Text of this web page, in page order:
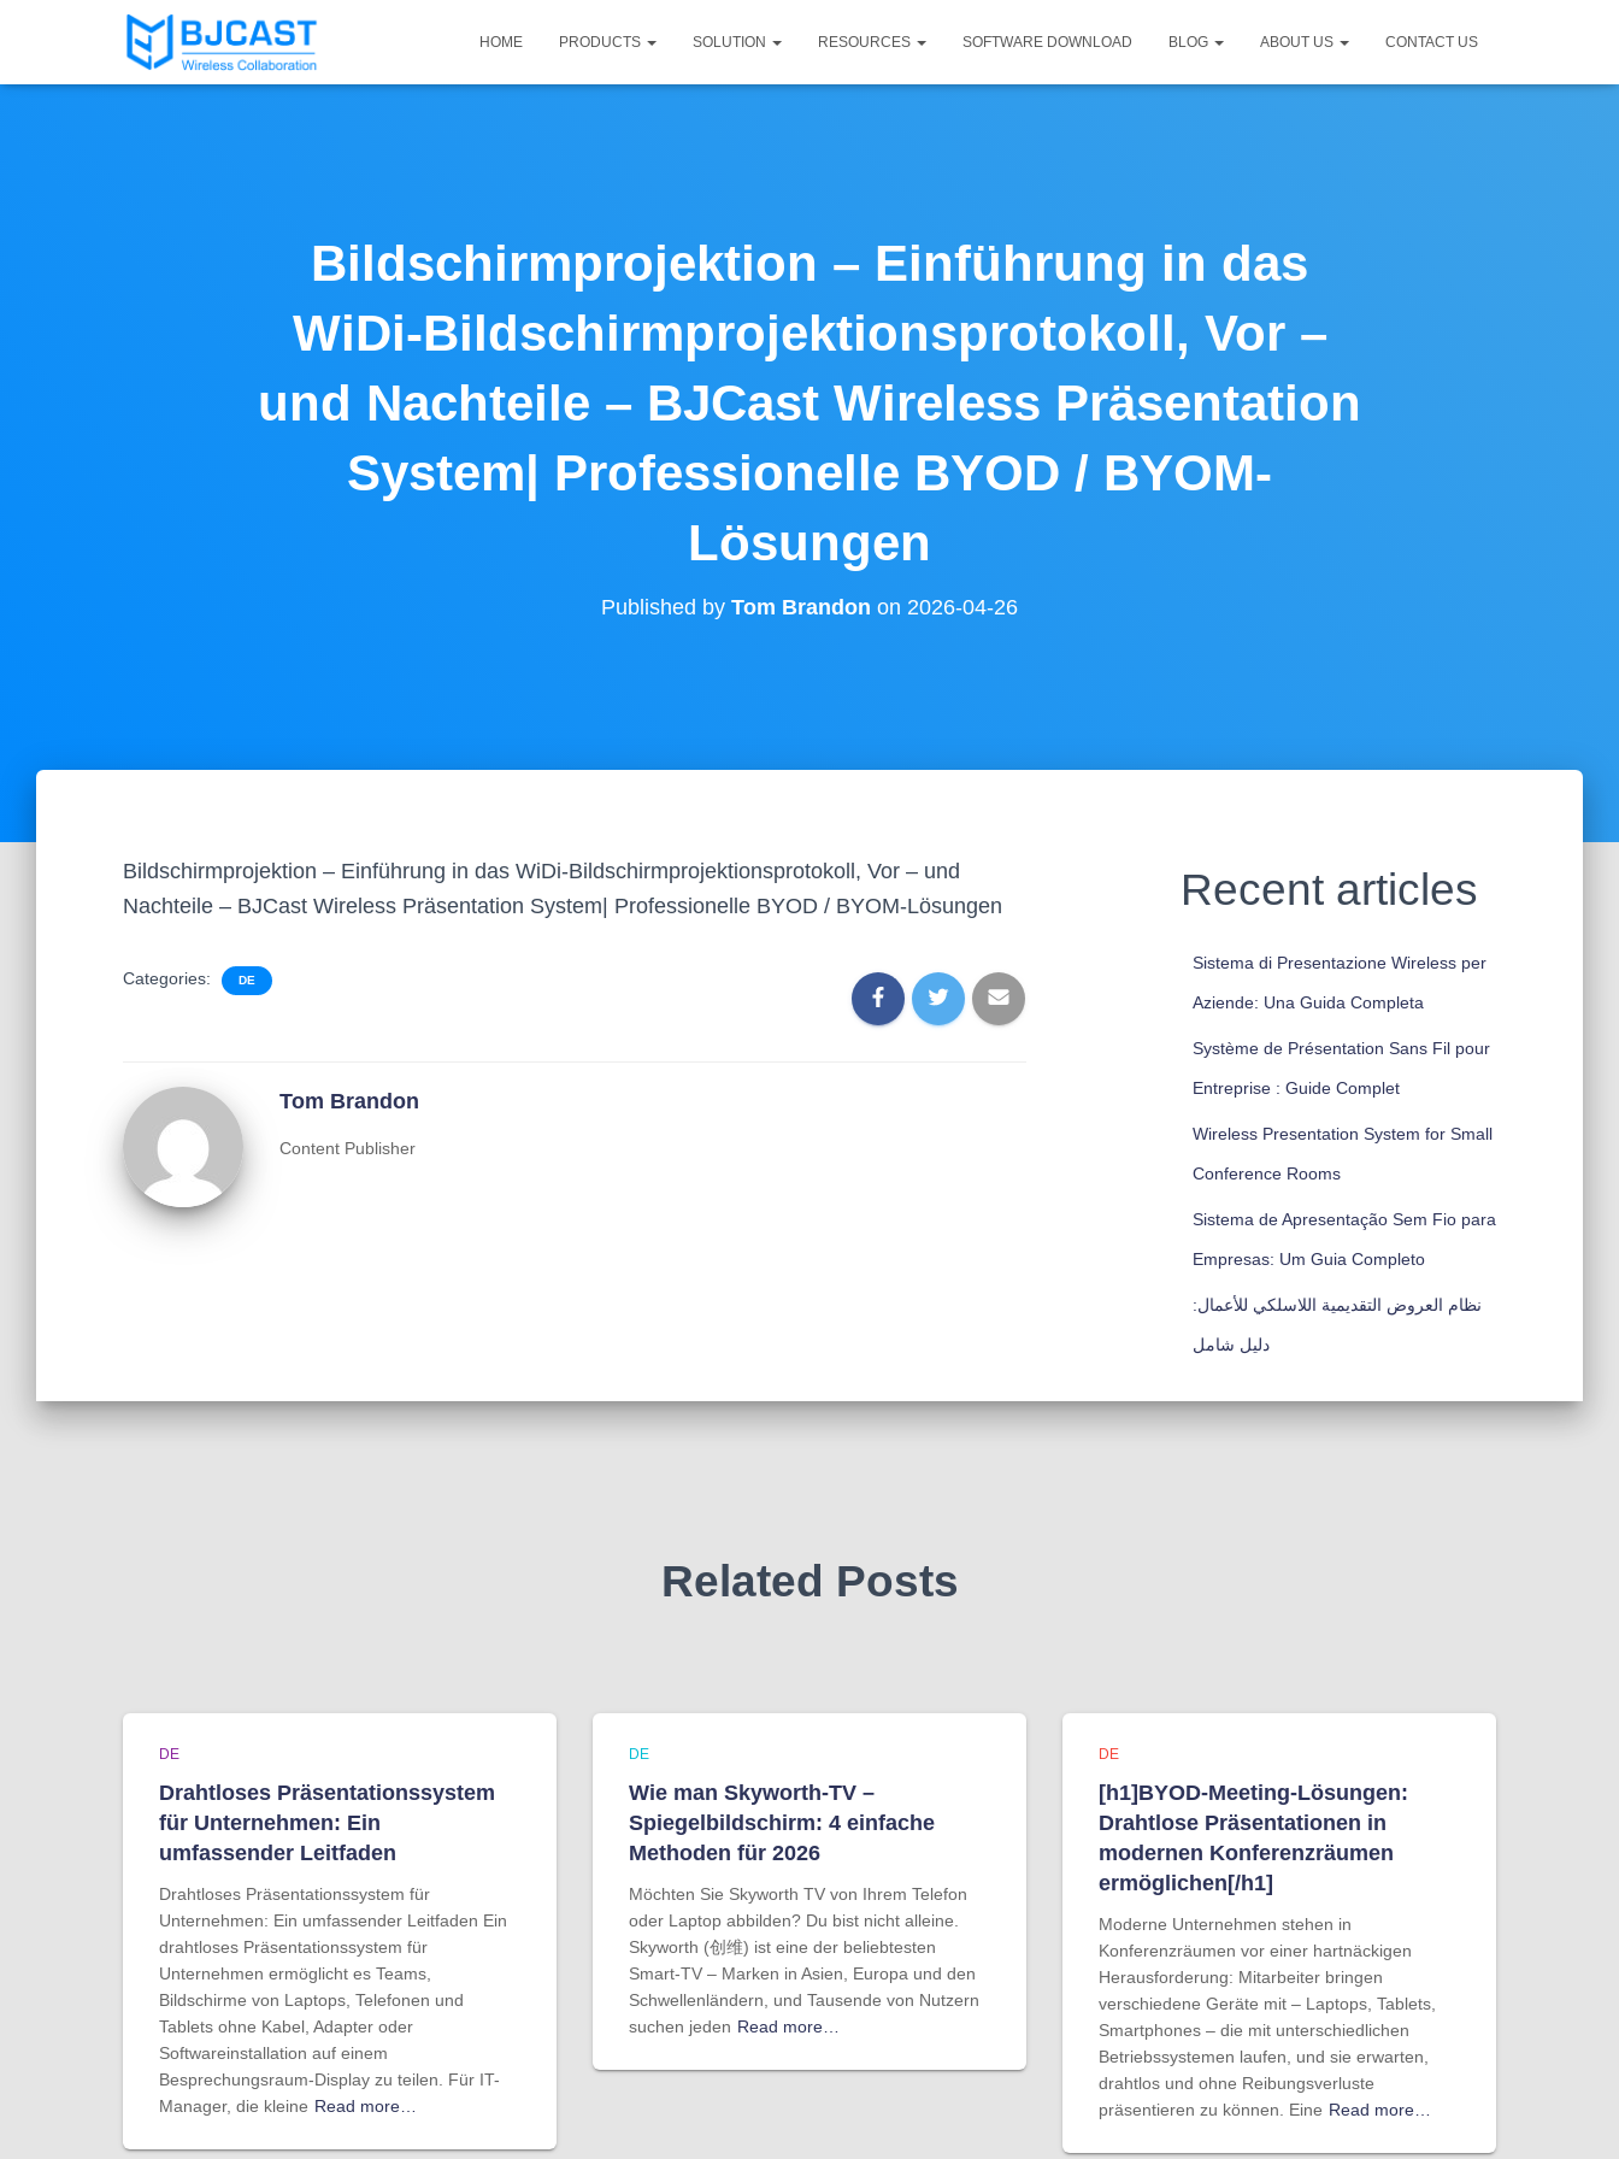
HOME PRODUCTS SOLUTION RESOURCES SOFTWARE DOWNLOAD BLOG ABOUT US CONTACT US
Bildschirmprojektion – Einführung in das
WiDi-Bildschirmprojektionsprotokoll, Vor –
und Nachteile – BJCast Wireless Präsentation
System| Professionelle BYOD / BYOM-
Lösungen
Published by Tom Brandon on 2026-04-26
Bildschirmprojektion – Einführung in das WiDi-Bildschirmprojektionsprotokoll, Vor – und
Nachteile – BJCast Wireless Präsentation System| Professionelle BYOD / BYOM-Lösungen
Categories: DE
Tom Brandon
Content Publisher
Recent articles
Sistema di Presentazione Wireless per
Aziende: Una Guida Completa
Système de Présentation Sans Fil pour
Entreprise : Guide Complet
Wireless Presentation System for Small
Conference Rooms
Sistema de Apresentação Sem Fio para
Empresas: Um Guia Completo
نظام العروض التقديمية اللاسلكي للأعمال:
دليل شامل
Related Posts
DE
Drahtloses Präsentationssystem
für Unternehmen: Ein
umfassender Leitfaden
Drahtloses Präsentationssystem für
Unternehmen: Ein umfassender Leitfaden Ein
drahtloses Präsentationssystem für
Unternehmen ermöglicht es Teams,
Bildschirme von Laptops, Telefonen und
Tablets ohne Kabel, Adapter oder
Softwareinstallation auf einem
Besprechungsraum-Display zu teilen. Für IT-
Manager, die kleine Read more…
DE
Wie man Skyworth-TV –
Spiegelbildschirm: 4 einfache
Methoden für 2026
Möchten Sie Skyworth TV von Ihrem Telefon
oder Laptop abbilden? Du bist nicht alleine.
Skyworth (创维) ist eine der beliebtesten
Smart-TV – Marken in Asien, Europa und den
Schwellenländern, und Tausende von Nutzern
suchen jeden Read more…
DE
[h1]BYOD-Meeting-Lösungen:
Drahtlose Präsentationen in
modernen Konferenzräumen
ermöglichen[/h1]
Moderne Unternehmen stehen in
Konferenzräumen vor einer hartnäckigen
Herausforderung: Mitarbeiter bringen
verschiedene Geräte mit – Laptops, Tablets,
Smartphones – die mit unterschiedlichen
Betriebssystemen laufen, und sie erwarten,
drahtlos und ohne Reibungsverluste
präsentieren zu können. Eine Read more…